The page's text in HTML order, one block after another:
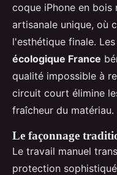
coque iPhone en
artisanale unique, où
l'esthétique finale. Les
écologique France
qualité impossible à
circuit court élimine
fraîcheur du matériau.
Le façonnage
Le travail manuel
protection